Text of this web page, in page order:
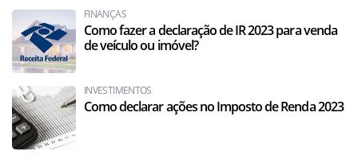
FINANÇAS
Como fazer a declaração de IR 2023 para venda
de veículo ou imóvel?
INVESTIMENTOS
Como declarar ações no Imposto de Renda 2023